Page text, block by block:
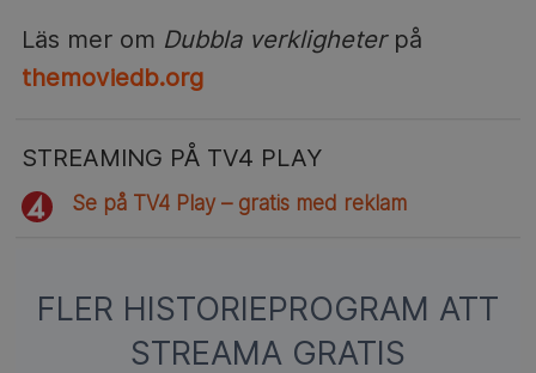
Läs mer om Dubbla verkligheterpå
themoviedb.org
STREAMING PÅ TV4 PLAY
Se på TV4 Play – gratis med reklam
FLER HISTORIEPROGRAM ATT
STREAMA GRATIS